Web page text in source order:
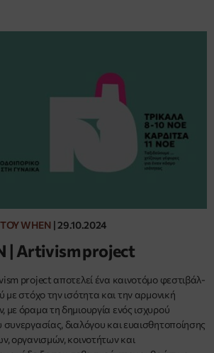
WHEN |29.10.2024
| Artivism project
project αποτελεί ένα καινοτόμο φεστιβάλ-
με στόχο την ισότητα και την αρμονική
όραμα τη δημιουργία ενός ισχυρού
διαλόγου και ευαισθητοποίησης
οργανισμών, κοινοτήτων και